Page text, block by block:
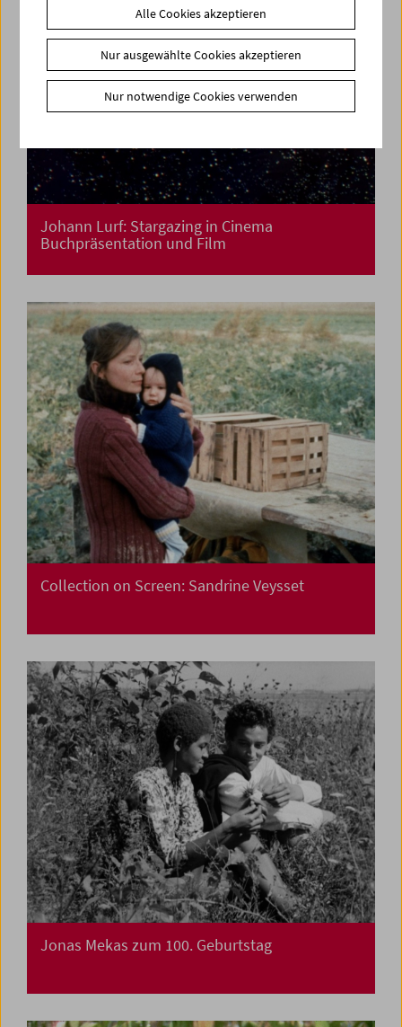
Johann Lurf: Stargazing in Cinema
Buchpräsentation und Film
Collection on Screen: Sandrine Veysset
Jonas Mekas zum 100. Geburtstag
Alle Cookies akzeptieren
Nur ausgewählte Cookies akzeptieren
Nur notwendige Cookies verwenden